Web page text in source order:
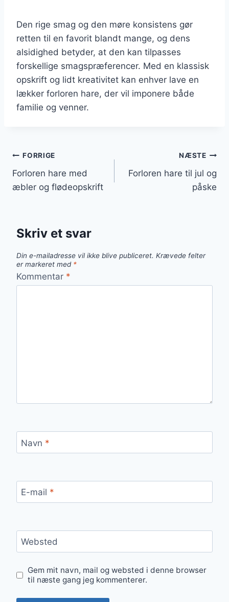
Den rige smag og den møre konsistens gør
retten til en favorit blandt mange, og dens
alsidighed betyder, at den kan tilpasses
forskellige smagspræferencer. Med en klassisk
opskrift og lidt kreativitet kan enhver lave en
lækker forloren hare, der vil imponere både
familie og venner.
Indlægsnavigation
FORRIGE
Forloren hare med
æbler og flødeopskrift
NÆSTE
Forloren hare til jul og
påske
Skriv et svar
Din e-mailadresse vil ikke blive publiceret. Krævede felter
er markeret med *
Kommentar *
Navn *
E-mail *
Websted
Gem mit navn, mail og websted i denne browser
til næste gang jeg kommenterer.